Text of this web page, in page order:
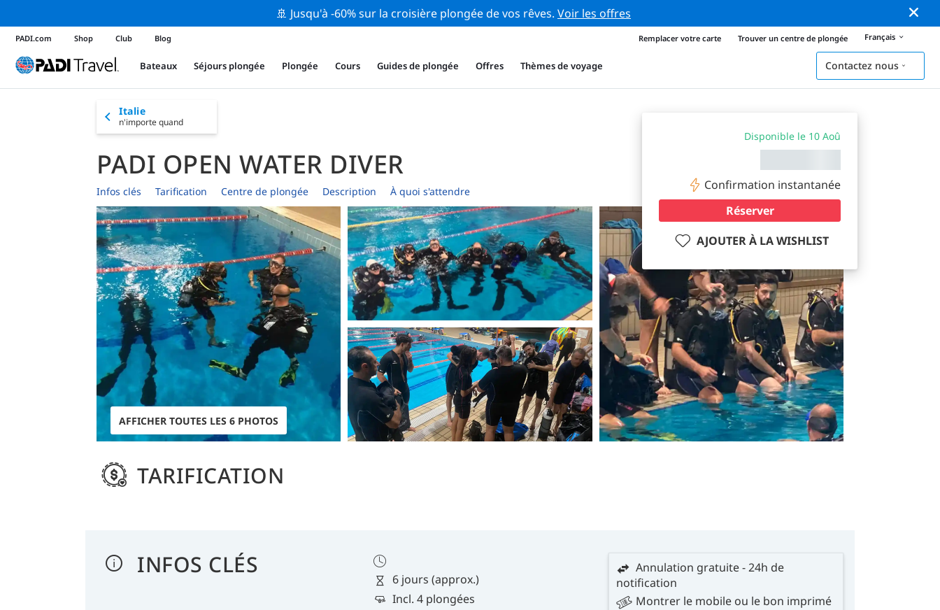
🚢 Jusqu'à -60% sur la croisière plongée de vos rêves. Voir les offres
PADI.com Shop Club Blog Remplacer votre carte Trouver un centre de plongée Français
Bateaux Séjours plongée Plongée Cours Guides de plongée Offres Thèmes de voyage Contactez nous
Italie
n'importe quand
PADI OPEN WATER DIVER
Infos clés Tarification Centre de plongée Description À quoi s'attendre
Disponible le 10 Aoû
Confirmation instantanée
Réserver
AJOUTER À LA WISHLIST
AFFICHER TOUTES LES 6 PHOTOS
TARIFICATION
INFOS CLÉS
6 jours (approx.)
Incl. 4 plongées
Annulation gratuite - 24h de
notification
Montrer le mobile ou le bon imprimé